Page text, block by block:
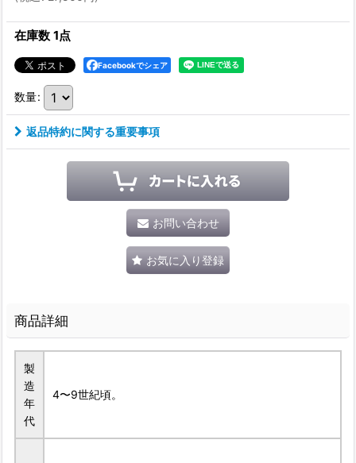
在庫数 1点
Facebookでシェア
数量:
返品特約に関する重要事項
お問い合わせ
お気に入り登録
商品詳細
製
造
年
代
4〜9世紀頃。